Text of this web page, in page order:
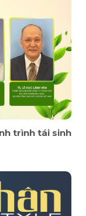
trình tái sinh